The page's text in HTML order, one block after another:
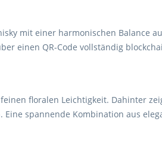
mit einer harmonischen Balance
einen QR-Code vollständig
floralen Leichtigkeit. Dahinter
spannende Kombination aus